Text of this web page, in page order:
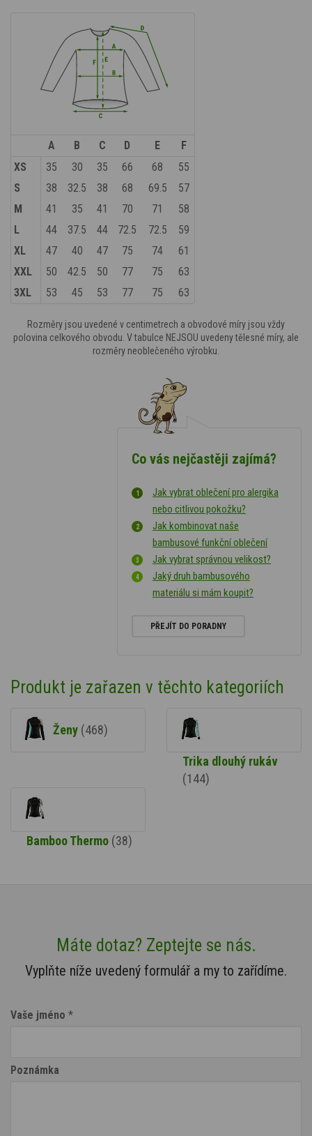
A B C D E
F
XS
35 30 35 66 68
55
S
38 32.5 38 68 69.5
57
M
41 35 41 70 71
58
L
44 37.5 44 72.5 72.5
59
XL
47 40 47 75 74
61
XXL
50 42.5 50 77 75
63
3XL
53 45 53 77 75 63
Rozměry jsou uvedené v centimetrech a obvodové míry jsou vždy
polovina celkového obvodu. V tabulce NEJSOU uvedeny tělesné míry, ale
rozměry neoblečeného výrobku.
Co vás nejčastěji zajímá?
Jak vybrat oblečení pro alergika
nebo citlivou pokožku?
Jak kombinovat naše
bambusové funkční oblečení
Jak vybrat správnou velikost?
Jaký druh bambusového
materiálu si mám koupit?
PŘEJÍT DO PORADNY
Produkt je zařazen v těchto kategoriích
Ženy (468)
Trika dlouhý rukáv
(144)
Bamboo Thermo (38)
Máte dotaz? Zeptejte se nás.
Vyplňte níže uvedený formulář a my to zařídíme.
Vaše jméno *
Poznámka